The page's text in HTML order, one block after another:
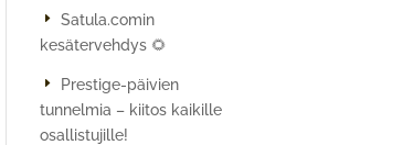
Satula.comin
kesätervehdys 🌻
Prestige-päivien
tunnelmia – kiitos kaikille
osallistujille!